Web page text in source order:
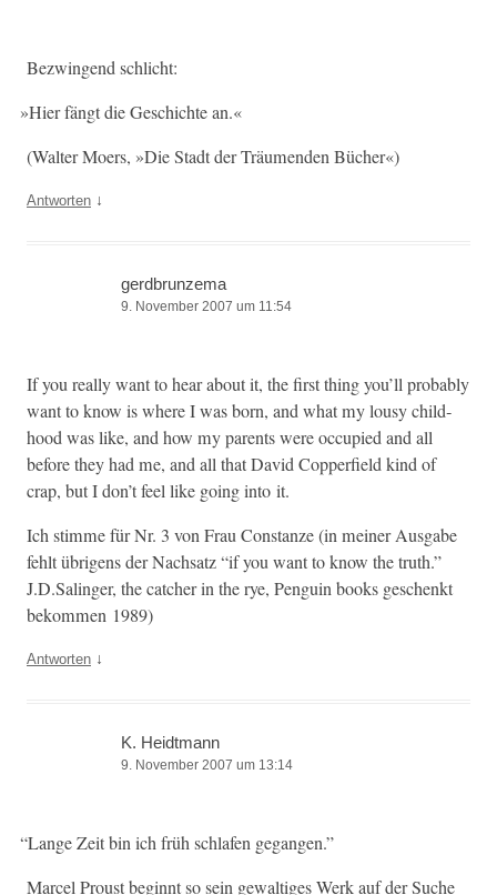
Bezwin­gend schlicht:
»Hier fängt die Geschichte an.«
(Wal­ter Moers, »Die Stadt der Träu­menden Bücher«)
Antworten ↓
gerdbrunzema
9. November 2007 um 11:54
If you real­ly want to hear about it, the first thing you’ll prob­a­bly
want to know is where I was born, and what my lousy child­
hood was like, and how my par­ents were occu­pied and all
before they had me, and all that David Cop­per­field kind of
crap, but I don’t feel like going into it.
Ich stimme für Nr. 3 von Frau Con­stanze (in mein­er Aus­gabe
fehlt übri­gens der Nach­satz “if you want to know the truth.”
J.D.Salinger, the catch­er in the rye, Pen­guin books geschenkt
bekom­men 1989)
Antworten ↓
K. Heidtmann
9. November 2007 um 13:14
“Lange Zeit bin ich früh schlafen gegangen.”
Mar­cel Proust begin­nt so sein gewaltiges Werk auf der Suche